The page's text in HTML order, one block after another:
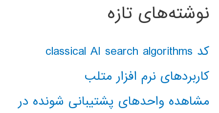
نوشته‌های تازه
کد classical AI search algorithms
کاربردهای نرم افزار متلب
مشاهده واحدهای پشتیبانی شونده در